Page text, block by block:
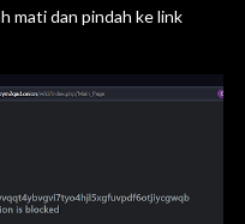
mati dan pindah ke link